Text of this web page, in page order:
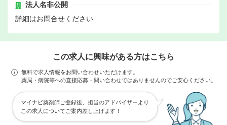
法人名非公開
詳細はお問合せください
この求人に興味がある方はこちら
無料で求人情報をお問い合わせいただけます。
薬局・病院等への直接応募・問い合わせではありませんのでご安心ください。
マイナビ薬剤師ご登録後、担当のアドバイザーより
この求人についてご案内差し上げます！